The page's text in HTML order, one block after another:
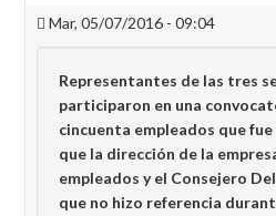
Mar, 05/07/2016 - 09:04
Representantes de las tres
participaron en una
cincuenta empleados que
que la dirección de la
empleados y el Consejero
que no hizo referencia